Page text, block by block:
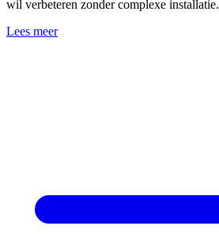
wil verbeteren zonder complexe installatie.
Lees meer